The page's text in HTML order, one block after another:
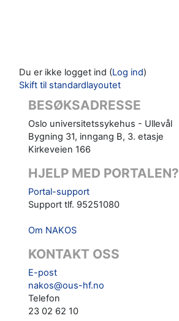
Du er ikke logget ind (Log ind)
Skift til standardlayoutet
BESØKSADRESSE
Oslo universitetssykehus - Ullevål
Bygning 31, inngang B, 3. etasje
Kirkeveien 166
HJELP MED PORTALEN?
Portal-support
Support tlf. 95251080
Om NAKOS
KONTAKT OSS
E-post
nakos@ous-hf.no
Telefon
23 02 62 10